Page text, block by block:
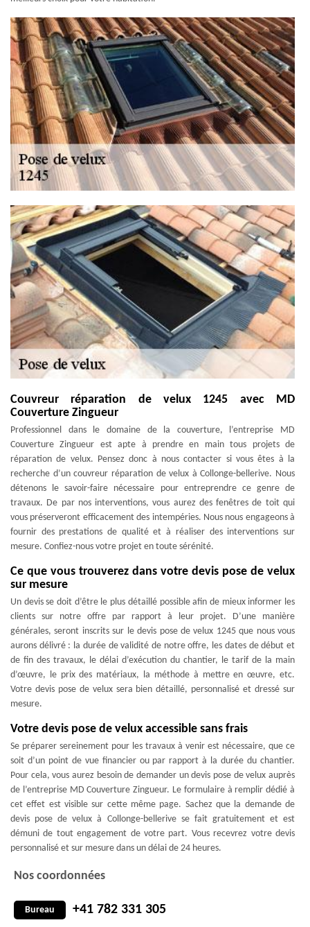
Couvreur réparation de velux 1245 avec MD
Couverture Zingueur
Professionnel dans le domaine de la couverture, l’entreprise MD
Couverture Zingueur est apte à prendre en main tous projets de
réparation de velux. Pensez donc à nous contacter si vous êtes à la
recherche d’un couvreur réparation de velux à Collonge-bellerive. Nous
détenons le savoir-faire nécessaire pour entreprendre ce genre de
travaux. De par nos interventions, vous aurez des fenêtres de toit qui
vous préserveront efficacement des intempéries. Nous nous engageons à
fournir des prestations de qualité et à réaliser des interventions sur
mesure. Confiez-nous votre projet en toute sérénité.
Ce que vous trouverez dans votre devis pose de velux
sur mesure
Un devis se doit d’être le plus détaillé possible afin de mieux informer les
clients sur notre offre par rapport à leur projet. D’une manière
générales, seront inscrits sur le devis pose de velux 1245 que nous vous
aurons délivré : la durée de validité de notre offre, les dates de début et
de fin des travaux, le délai d’exécution du chantier, le tarif de la main
d’œuvre, le prix des matériaux, la méthode à mettre en œuvre, etc.
Votre devis pose de velux sera bien détaillé, personnalisé et dressé sur
mesure.
Votre devis pose de velux accessible sans frais
Se préparer sereinement pour les travaux à venir est nécessaire, que ce
soit d’un point de vue financier ou par rapport à la durée du chantier.
Pour cela, vous aurez besoin de demander un devis pose de velux auprès
de l’entreprise MD Couverture Zingueur. Le formulaire à remplir dédié à
cet effet est visible sur cette même page. Sachez que la demande de
devis pose de velux à Collonge-bellerive se fait gratuitement et est
démuni de tout engagement de votre part. Vous recevrez votre devis
personnalisé et sur mesure dans un délai de 24 heures.
Nos coordonnées
Bureau +41 782 331 305